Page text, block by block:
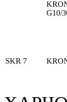
G10/
SKR 7